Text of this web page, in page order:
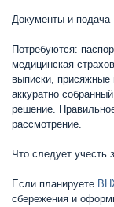
Документы и подача
Потребуются:
медицинская
выписки,
аккуратно
решение.
рассмотрение.
Что следует учесть
Если планируете
сбережения и